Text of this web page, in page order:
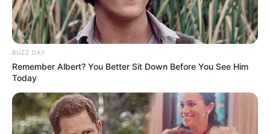
BUZZ DAY
Remember Albert? You Better Sit Down Before You See Him
Today